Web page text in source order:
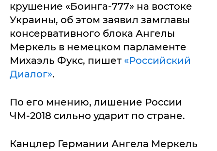
крушение «Боинга-777» на востоке
Украины, об этом заявил замглавы
консервативного блока Ангелы
Меркель в немецком парламенте
Михаэль Фукс, пишет «Российский
Диалог».
По его мнению, лишение России
ЧМ-2018 сильно ударит по стране.
Канцлер Германии Ангела Меркель